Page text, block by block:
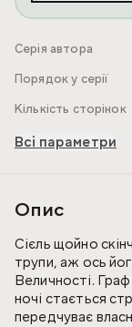
Серія автора
Порядок у серії
Кількість сторінок
Всі параметри
Опис
Сієль щойно
трупи, аж ось
Величності.
ночі стається
передчуває